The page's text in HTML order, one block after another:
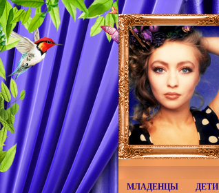
МЛАДЕНЦЫ ДЕТИ